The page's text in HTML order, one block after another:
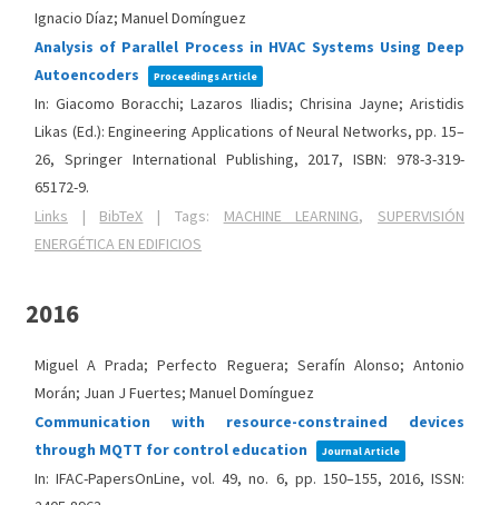
Ignacio Díaz; Manuel Domínguez
Analysis of Parallel Process in HVAC Systems Using Deep
Autoencoders
Proceedings Article
In:Giacomo Boracchi; Lazaros Iliadis; Chrisina Jayne; Aristidis
Likas (Ed.):Engineering Applications of Neural Networks,pp. 15–
26, Springer International Publishing, 2017,ISBN: 978-3-319-
65172-9.
Links | BibTeX | Tags: MACHINE LEARNING,SUPERVISIÓN
ENERGÉTICA EN EDIFICIOS
2016
Miguel A Prada; Perfecto Reguera; Serafín Alonso; Antonio
Morán; Juan J Fuertes; Manuel Domínguez
Communication with resource-constrained devices
through MQTT for control education
Journal Article
In:IFAC-PapersOnLine,vol. 49,no. 6, pp. 150–155, 2016,ISSN: